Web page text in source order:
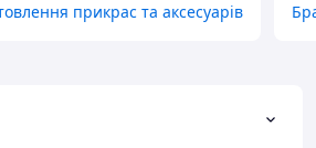
прикрас та аксесуарів